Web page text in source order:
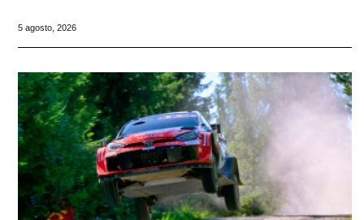
5 agosto, 2026